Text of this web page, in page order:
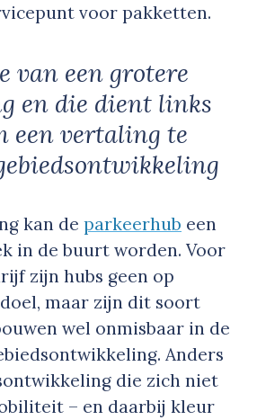
voor pakketten.
van een grotere
en die dient links
een vertaling te
kan de parkeerhub een
in de buurt worden. Voor
zijn hubs geen op
maar zijn dit soort
wel onmisbaar in de
Anders
die zich niet
– en daarbij kleur